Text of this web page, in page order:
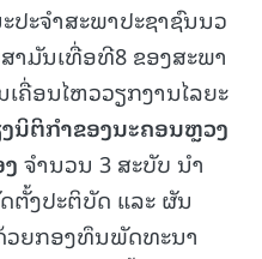
ະຈໍາສະພາປະຊາຊົນນວ
າມັນເທື່ອທີ8 ຂອງສະພາ
ຄື່ອນໄຫວວຽກງານໄລຍະ
ງນິຕິກຳຂອງນະຄອນຫຼວງ
ຈຳນວນ 3 ສະບັບ ນໍາ
ຕັ້ງປະຕິບັດ ແລະ ຜັນ
ວຍກອງທຶນພັດທະນາ